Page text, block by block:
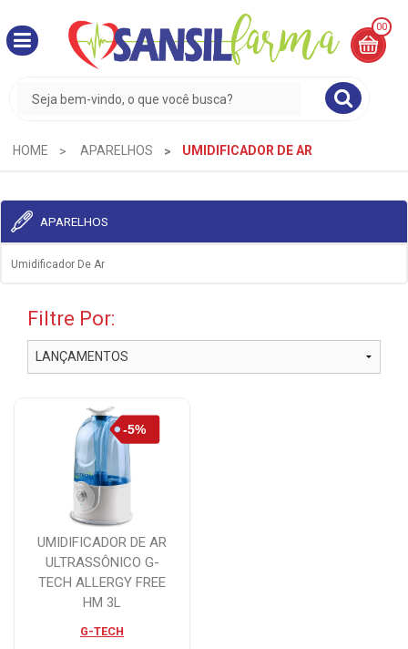
00
CESTA
R$
0,00
HOME APARELHOS UMIDIFICADOR DE AR
APARELHOS
Umidificador De Ar
Filtre Por:
UMIDIFICADOR DE AR
ULTRASSÔNICO G-
TECH ALLERGY FREE
HM 3L
G-TECH